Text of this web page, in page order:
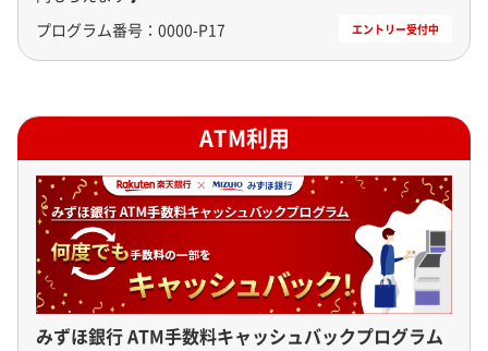
プログラム番号： 0000-P17
ATM利用
みずほ銀行 ATM手数料キャッシュバックプログラム